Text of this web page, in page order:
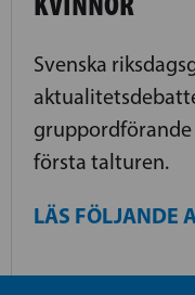
Svenska
gruppordförande
första talturen.
LÄS FÖLJANDE